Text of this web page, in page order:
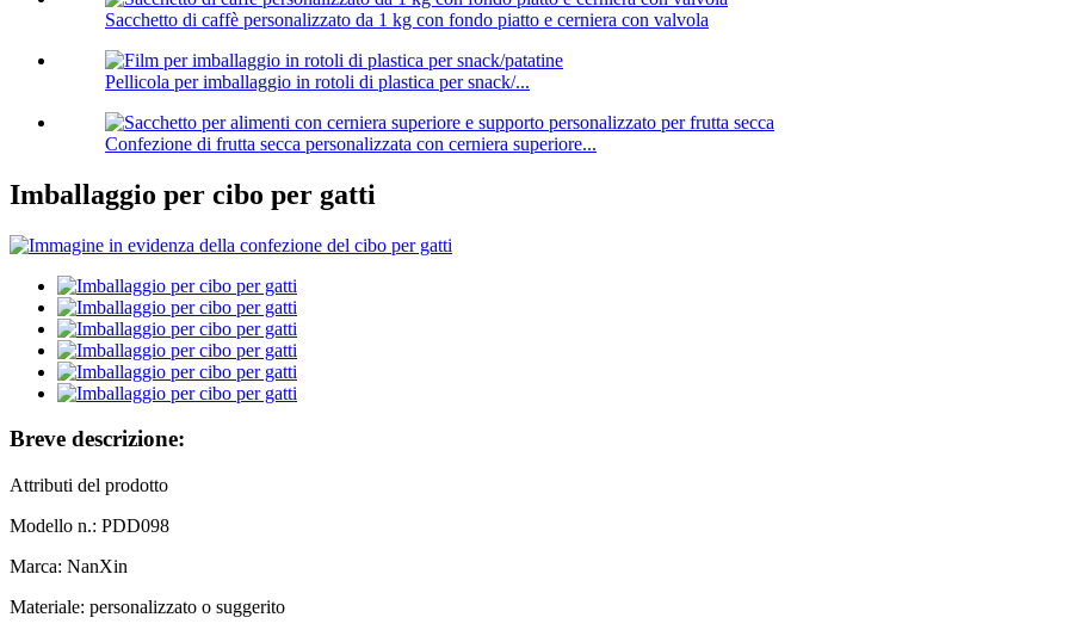
Sacchetto di caffè personalizzato da 1 kg con fondo piatto e cerniera con valvola
Pellicola per imballaggio in rotoli di plastica per snack/...
Confezione di frutta secca personalizzata con cerniera superiore...
Imballaggio per cibo per gatti
Breve descrizione:
Attributi del prodotto
Modello n.: PDD098
Marca: NanXin
Materiale: personalizzato o suggerito